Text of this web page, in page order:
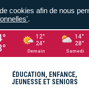
12°
24°
Demain
14°
28°
Samedi
ÉDUCATION, ENFANCE,
JEUNESSE ET SENIORS
cookies afin de nous
.